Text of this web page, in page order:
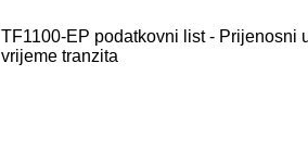
TF1100-EP podatkovni list - Prijenosni
vrijeme tranzita